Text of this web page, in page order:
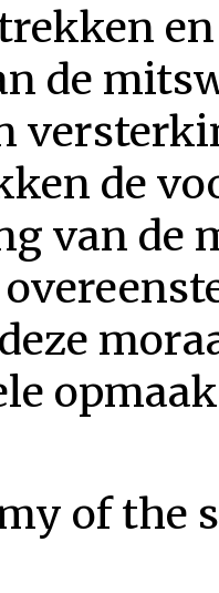
de
de
van de
of the